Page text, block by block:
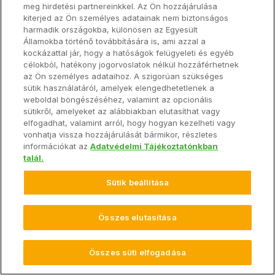
© 2026 Climate LLC. Minden jog fenntartva.Záradék
Végfelhasználói Szolgáltatási Megállapodás
Adatvédelmi IrányelvAdatvédelmi irányelvi GYIK
Adathozzáférési Megállapodás
Adatbirtokos nyilatkozata az Adatrendelet alapján
ImpresszumCookie beállítások
meg hirdetési partnereinkkel. Az Ön hozzájárulása
kiterjed az Ön személyes adatainak nem biztonságos
harmadik országokba, különösen az Egyesült
Államokba történő továbbítására is, ami azzal a
kockázattal jár, hogy a hatóságok felügyeleti és egyéb
célokból, hatékony jogorvoslatok nélkül hozzáférhetnek
az Ön személyes adataihoz. A szigorúan szükséges
sütik használatáról, amelyek elengedhetetlenek a
weboldal böngészéséhez, valamint az opcionális
sütikről, amelyeket az alábbiakban elutasíthat vagy
elfogadhat, valamint arról, hogy hogyan kezelheti vagy
vonhatja vissza hozzájárulását bármikor, részletes
információkat azAdatvédelmi Tájékoztatónkban
talál.
Sütik beállítása
Összes elutasítása
Összes süti elfogadása